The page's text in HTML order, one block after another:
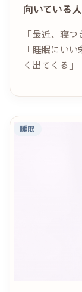
向いている
「最近、寝
「睡眠にい
く出てくる
る……そんな
グネシウムは
睡眠